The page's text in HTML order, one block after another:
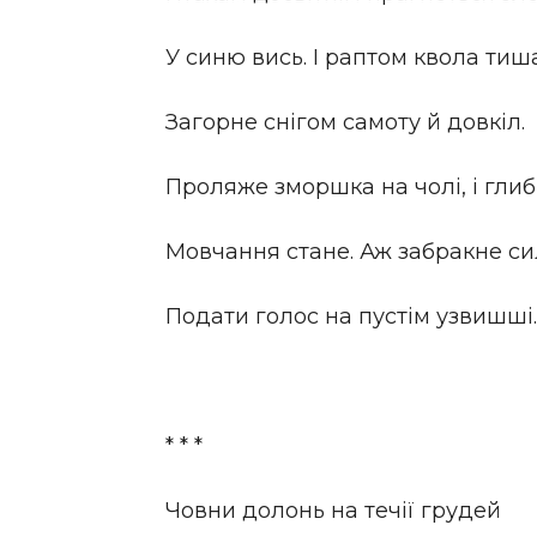
У синю вись. І раптом квола
Загорне снігом самоту й довкіл.
Проляже зморшка на чолі, і
Мовчання стане. Аж забракне
Подати голос на пустім узвишші.
* * *
Човни долонь на течії грудей